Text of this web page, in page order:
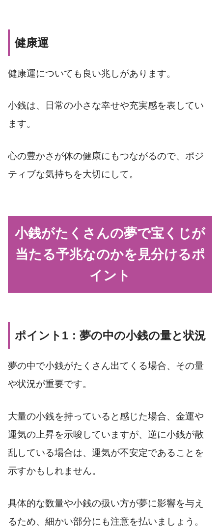
健康運
健康運についても良い兆しがあります。
小銭は、日常の小さな幸せや充実感を表してい
ます。
心の豊かさが体の健康にもつながるので、ポジ
ティブな気持ちを大切にして。
小銭がたくさんの夢で宝くじが
当たる予兆なのかを見分けるポ
イント
ポイント1：夢の中の小銭の量と状況
夢の中で小銭がたくさん出てくる場合、その量
や状況が重要です。
大量の小銭を持っていると感じた場合、金運や
運気の上昇を示唆していますが、逆に小銭が散
乱している場合は、運気が不安定であることを
示すかもしれません。
具体的な数量や小銭の扱い方が夢に影響を与え
るため、細かい部分にも注意を払いましょう。